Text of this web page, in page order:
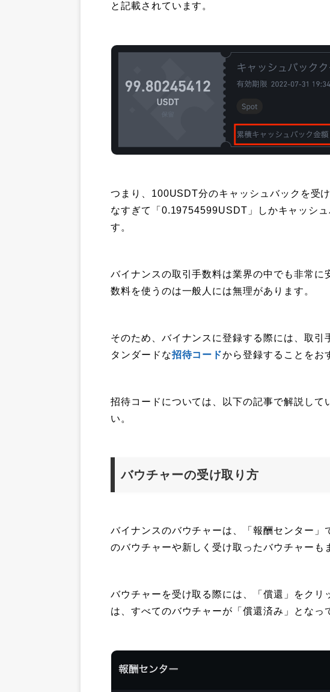
と記載されています。
つまり、100USDT分のキャッシュバックを受
なすぎて「0.19754599USDT」しかキャッシ
す。
バイナンスの取引手数料は業界の中でも非常
数料を使うのは一般人には無理があります。
そのため、バイナンスに登録する際には、取引
タンダードな招待コードから登録することをお
招待コードについては、以下の記事で解説して
い。
バウチャーの受け取り方
バイナンスのバウチャーは、「報酬センター」
のバウチャーや新しく受け取ったバウチャーも
バウチャーを受け取る際には、「償還」をクリ
は、すべてのバウチャーが「償還済み」となっ